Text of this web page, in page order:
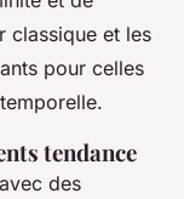
classique et les
pour celles
tendance
avec des